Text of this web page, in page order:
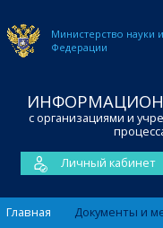
Министерство науки и
Федерации
с организациями и
Личный кабинет
Главная
Документы и